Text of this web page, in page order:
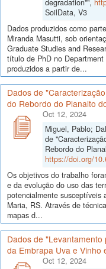
degradation"",
SoilData, V3
Dados produzidos como
Miranda Masutti, sob
Graduate Studies and
título de PhD no
produzidos a partir de...
Dados de
do Rebordo do Planalto
Oct 12, 2024
Miguel, Pablo;
de
Rebordo do
https://doi.org/
Os objetivos do trabalho
e da evolução do uso das
potencialmente susceptíveis
Maria, RS. Através de
mapas d...
Dados de
da Embrapa Uva e Vinho
Oct 12, 2024